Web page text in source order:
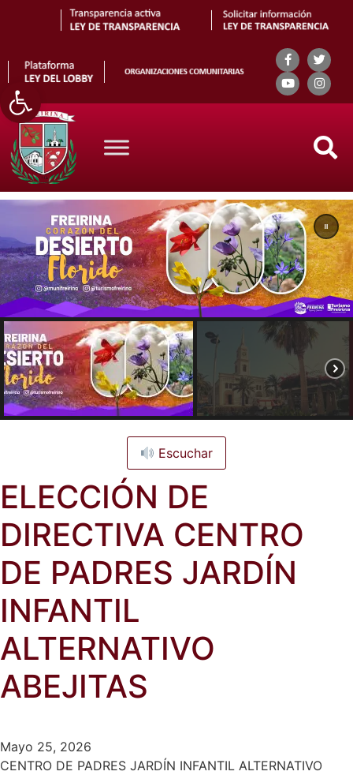
Abrir barra de herramientas
Search
Escuchar
ELECCIÓN DE
DIRECTIVA CENTRO
DE PADRES JARDÍN
INFANTIL
ALTERNATIVO
ABEJITAS
Mayo 25, 2026
CENTRO DE PADRES JARDÍN INFANTIL ALTERNATIVO